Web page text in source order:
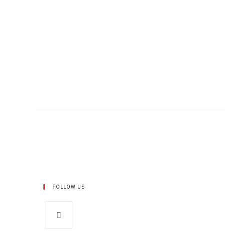
FOLLOW US